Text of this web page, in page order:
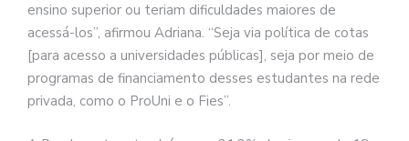
ensino superior ou teriam dificuldades maiores de
acessá-los”, afirmou Adriana. “Seja via política de cotas
[para acesso a universidades públicas], seja por meio de
programas de financiamento desses estudantes na rede
privada, como o ProUni e o Fies”.